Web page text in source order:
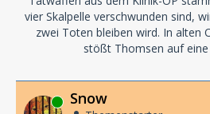
vier Skalpelle verschwunden sind,
zwei Toten bleiben wird. In alten
stößt Thomsen auf eine
Online Snow